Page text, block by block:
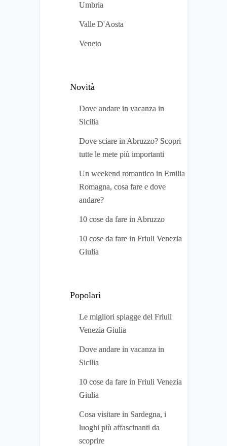
Umbria
Valle D'Aosta
Veneto
Novità
Dove andare in vacanza in
Sicilia
Dove sciare in Abruzzo? Scopri
tutte le mete più importanti
Un weekend romantico in Emilia
Romagna, cosa fare e dove
andare?
10 cose da fare in Abruzzo
10 cose da fare in Friuli Venezia
Giulia
Popolari
Le migliori spiagge del Friuli
Venezia Giulia
Dove andare in vacanza in
Sicilia
10 cose da fare in Friuli Venezia
Giulia
Cosa visitare in Sardegna, i
luoghi più affascinanti da
scoprire